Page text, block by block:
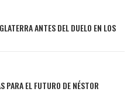
ANTES DEL DUELO EN LOS
PARA EL FUTURO DE NÉSTOR